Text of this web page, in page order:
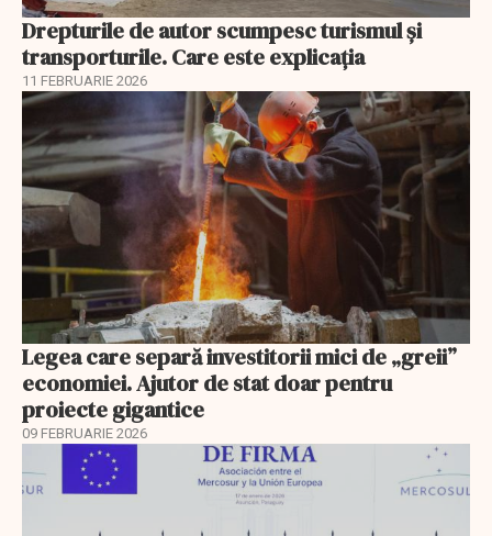
Drepturile de autor scumpesc turismul și
transporturile. Care este explicația
11 FEBRUARIE 2026
Legea care separă investitorii mici de „greii”
economiei. Ajutor de stat doar pentru
proiecte gigantice
09 FEBRUARIE 2026